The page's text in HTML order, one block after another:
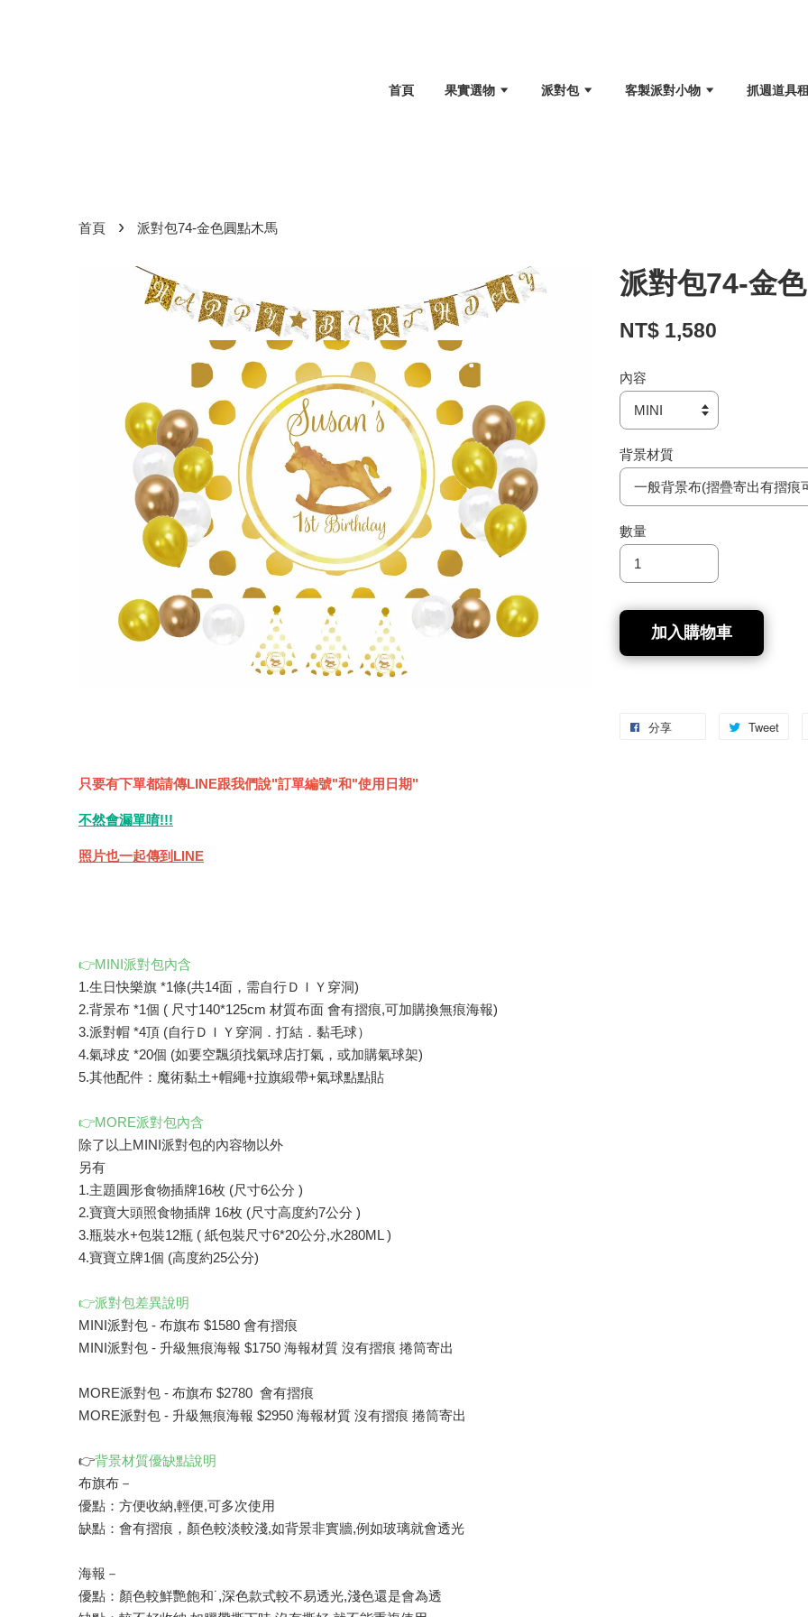
首頁 果實選物 派對包 客製派對小物 抓週道具
首頁 › 派對包74-金色圓點木馬
派對包74-金
NT$ 1,580
內容
背景材質
數量
加入購物車
分享 Tweet
只要有下單都請傳LINE跟我們說"訂單編號"和"使用日期"
不然會漏單唷!!!
照片也一起傳到LINE
👉MINI派對包內含
1.生日快樂旗 *1條(共14面，需自行ＤＩＹ穿洞)
2.背景布 *1個 ( 尺寸140*125cm 材質布面 會有摺痕,可加購換無痕海報)
3.派對帽 *4頂 (自行ＤＩＹ穿洞．打結．黏毛球）
4.氣球皮 *20個 (如要空飄須找氣球店打氣，或加購氣球架)
5.其他配件：魔術黏土+帽繩+拉旗緞帶+氣球點點貼
👉MORE派對包內含
除了以上MINI派對包的內容物以外
另有
1.主題圓形食物插牌16枚 (尺寸6公分 )
2.寶寶大頭照食物插牌 16枚 (尺寸高度約7公分 )
3.瓶裝水+包裝12瓶 ( 紙包裝尺寸6*20公分,水280ML )
4.寶寶立牌1個 (高度約25公分)
👉派對包差異說明
MINI派對包 - 布旗布 $1580 會有摺痕
MINI派對包 - 升級無痕海報 $1750 海報材質 沒有摺痕 捲筒寄出
MORE派對包 - 布旗布 $2780 會有摺痕
MORE派對包 - 升級無痕海報 $2950 海報材質 沒有摺痕 捲筒寄出
👉背景材質優缺點說明
布旗布－
優點：方便收納,輕便,可多次使用
缺點：會有摺痕，顏色較淡較淺,如背景非實牆,例如玻璃就會透光
海報－
優點：顏色較鮮艷飽和˙,深色款式較不易透光,淺色還是會為透